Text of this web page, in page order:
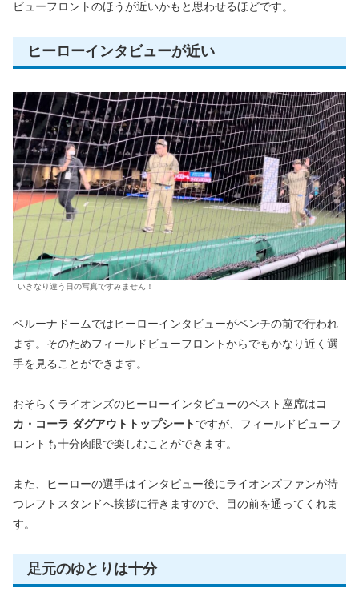
ビューフロントのほうが近いかもと思わせるほどです。
ヒーローインタビューが近い
いきなり違う日の写真ですみません！
ベルーナドームではヒーローインタビューがベンチの前で行われ
ます。そのためフィールドビューフロントからでもかなり近く選
手を見ることができます。
おそらくライオンズのヒーローインタビューのベスト座席はコ
カ・コーラ ダグアウトトップシートですが、フィールドビューフ
ロントも十分肉眼で楽しむことができます。
また、ヒーローの選手はインタビュー後にライオンズファンが待
つレフトスタンドへ挨拶に行きますので、目の前を通ってくれま
す。
足元のゆとりは十分